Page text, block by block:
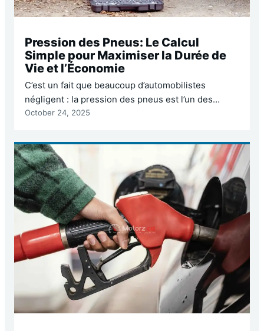
Pression des Pneus: Le Calcul
Simple pour Maximiser la Durée de
Vie et l’Économie
C’est un fait que beaucoup d’automobilistes
négligent : la pression des pneus est l’un des
facteurs les plus critiques pour la sécurité routière,
carburant. Pourtant, la plupart des conducteurs ne
vérifient la pression qu’une fois par saison, voire
jamais, ou se fient à des chiffres arbitraires.…
October 24, 2025